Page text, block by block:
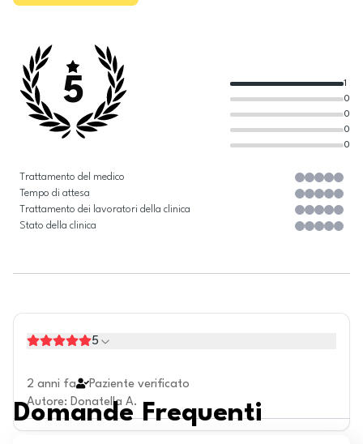
5
0
0
0
0
1
Trattamento del medico
Tempo di attesa
Trattamento dei lavoratori della clinica
Stato della clinica
5
2 anni fa
Paziente verificato
Autore: Donatella A.
Domande Frequenti